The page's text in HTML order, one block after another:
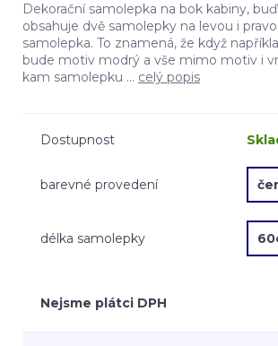
Dekorační samolepka na bok kabiny,
obsahuje dvě samolepky na levou i
samolepka. To znamená, že když
bude motiv modrý a vše mimo motiv i
kam samolepku ... celý popis
Dostupnost
barevné provedení
délka samolepky
Nejsme plátci DPH